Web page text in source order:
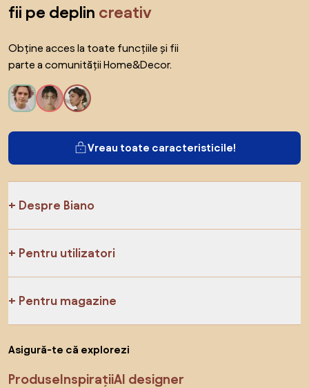
fii pe deplin creativ
Obține acces la toate funcțiile și fii
parte a comunității Home&Decor.
Vreau toate caracteristicile!
Despre Biano
Pentru utilizatori
Pentru magazine
Asigură-te că explorezi
ProduseInspirațiiAI designer